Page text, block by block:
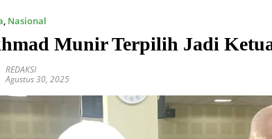
, Nasional
Munir Terpilih Jadi
REDAKSI
Agustus 30, 2025